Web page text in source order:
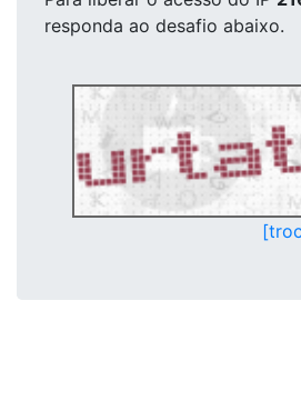
responda ao desafio abaixo.